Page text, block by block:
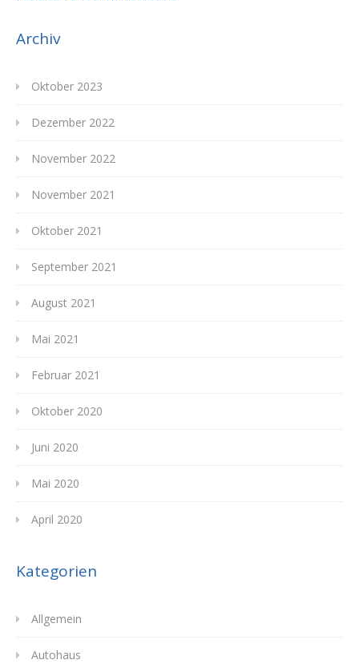
Archiv
Oktober 2023
Dezember 2022
November 2022
November 2021
Oktober 2021
September 2021
August 2021
Mai 2021
Februar 2021
Oktober 2020
Juni 2020
Mai 2020
April 2020
Kategorien
Allgemein
Autohaus